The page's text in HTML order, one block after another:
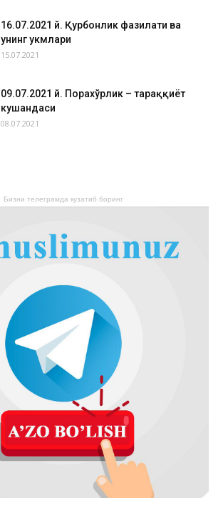
16.07.2021 й. Қурбонлик фазилати ва
унинг ҳукмлари
15.07.2021
09.07.2021 й. Порахўрлик – тараққиёт
кушандаси
08.07.2021
Бизни телеграмда кузатиб боринг